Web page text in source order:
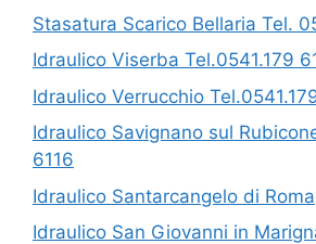
Stasatura Scarico Bellaria Tel.
Idraulico Viserba Tel.0541.179
Idraulico Verrucchio
Idraulico Savignano sul
6116
Idraulico Santarcangelo di
Idraulico San Giovanni in